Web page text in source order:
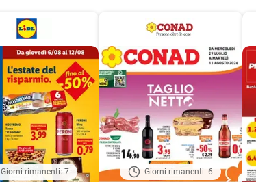
Giorni rimanenti: 7 Giorni rimanenti: 6